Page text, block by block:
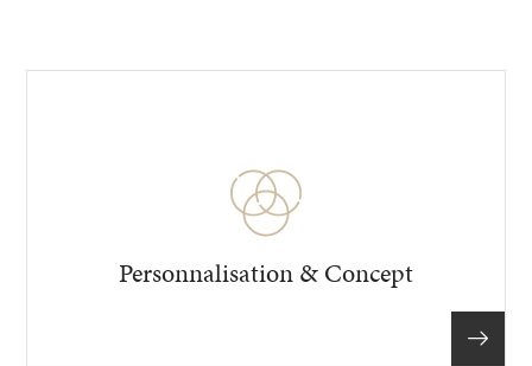
Personnalisation & Concept